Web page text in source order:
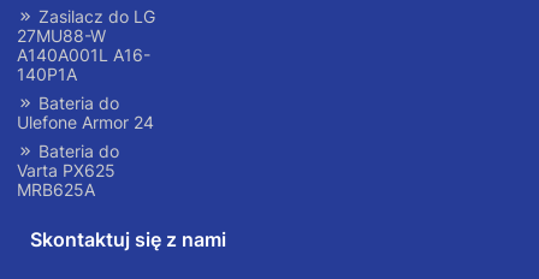
Zasilacz do LG
27MU88-W
A140A001L A16-
140P1A
Bateria do
Ulefone Armor 24
Bateria do
Varta PX625
MRB625A
Skontaktuj się z nami